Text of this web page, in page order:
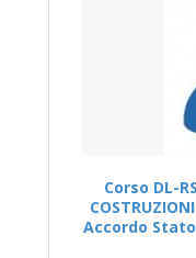
Corso DL-
Accordo